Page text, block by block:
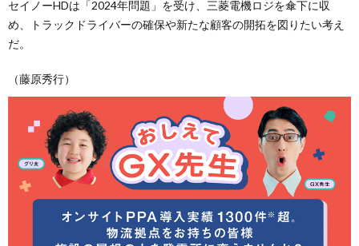
セイノーHDは「2024年問題」を受け、三菱電機ロジを傘下に収
め、トラックドライバーの確保や新たな顧客の開拓を図りたい考え
だ。
（藤原秀行）